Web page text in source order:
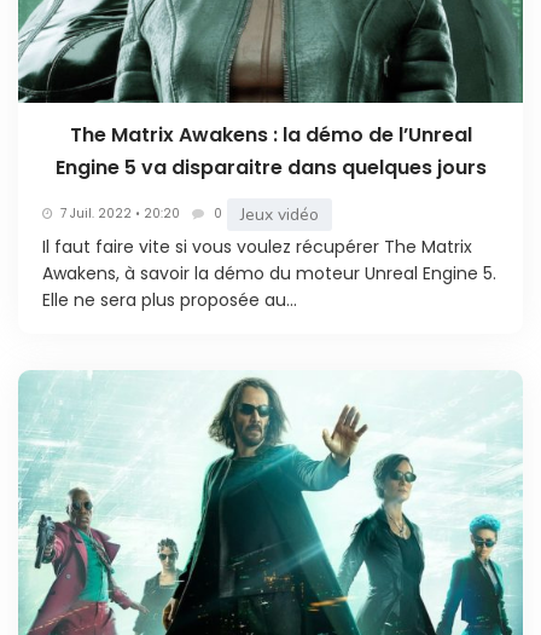
The Matrix Awakens : la démo de l’Unreal
Engine 5 va disparaitre dans quelques jours
7 Juil. 2022 • 20:20 0 Jeux vidéo
Il faut faire vite si vous voulez récupérer The Matrix
Awakens, à savoir la démo du moteur Unreal Engine 5.
Elle ne sera plus proposée au...